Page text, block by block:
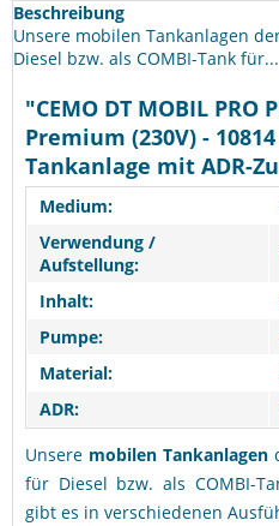
Beschreibung
Unsere mobilen Tankanlagen
Diesel bzw. als COMBI-Tank für...
"CEMO DT MOBIL PRO
Premium (230V) -
Tankanlage mit ADR-
Medium:
Verwendung /
Aufstellung:
Inhalt:
Pumpe:
Material:
ADR:
Unsere mobilen Tankanlagen
für Diesel bzw. als COMBI-
gibt es in verschiedenen